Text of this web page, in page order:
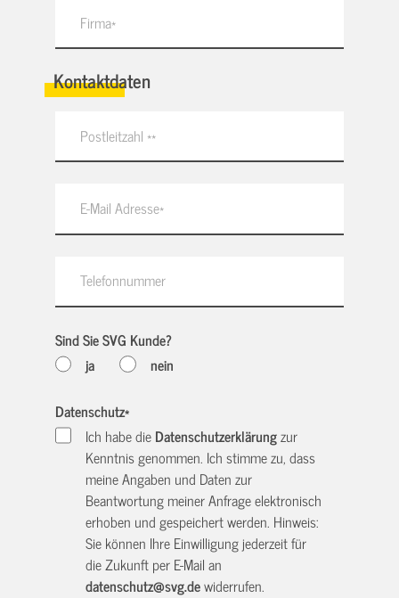
Kontaktdaten
Sind Sie SVG Kunde?
ja
nein
Datenschutz*
Ich habe dieDatenschutzerklärungzur
Kenntnis genommen. Ich stimme zu, dass
meine Angaben und Daten zur
Beantwortung meiner Anfrage elektronisch
erhoben und gespeichert werden. Hinweis:
Sie können Ihre Einwilligung jederzeit für
die Zukunft per E-Mail an
datenschutz@svg.dewiderrufen.